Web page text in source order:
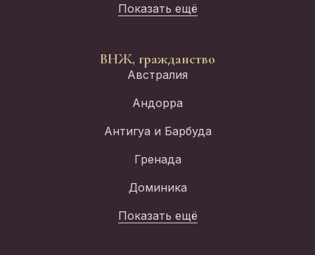
Показать ещё
ВНЖ, гражданство
Австралия
Андорра
Антигуа и Барбуда
Гренада
Доминика
Показать ещё